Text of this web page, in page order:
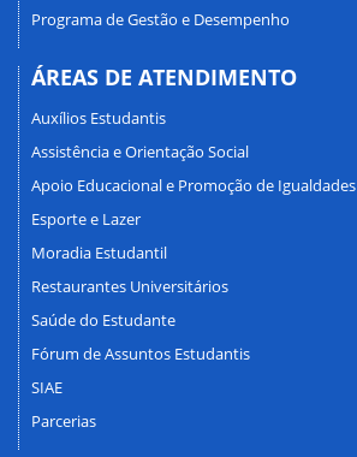
Programa de Gestão e Desempenho
ÁREAS DE ATENDIMENTO
Auxílios Estudantis
Assistência e Orientação Social
Apoio Educacional e Promoção de Igualdades
Esporte e Lazer
Moradia Estudantil
Restaurantes Universitários
Saúde do Estudante
Fórum de Assuntos Estudantis
SIAE
Parcerias